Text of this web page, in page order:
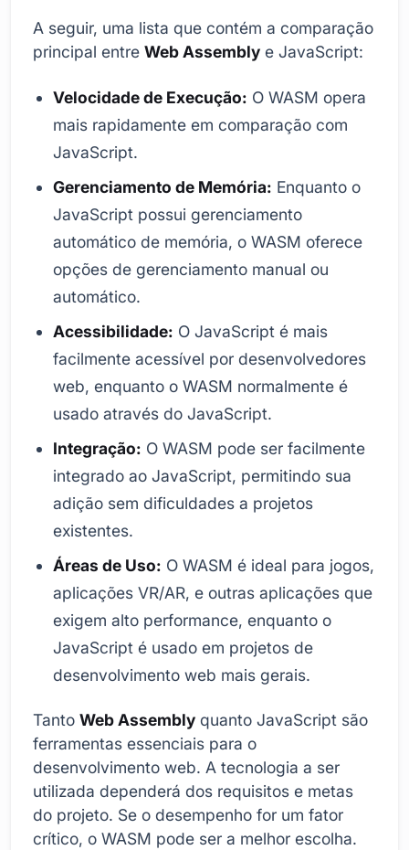
A seguir, uma lista que contém a comparação
principal entre Web Assembly e JavaScript:
Velocidade de Execução: O WASM opera
mais rapidamente em comparação com
JavaScript.
Gerenciamento de Memória: Enquanto o
JavaScript possui gerenciamento
automático de memória, o WASM oferece
opções de gerenciamento manual ou
automático.
Acessibilidade: O JavaScript é mais
facilmente acessível por desenvolvedores
web, enquanto o WASM normalmente é
usado através do JavaScript.
Integração: O WASM pode ser facilmente
integrado ao JavaScript, permitindo sua
adição sem dificuldades a projetos
existentes.
Áreas de Uso: O WASM é ideal para jogos,
aplicações VR/AR, e outras aplicações que
exigem alto performance, enquanto o
JavaScript é usado em projetos de
desenvolvimento web mais gerais.
Tanto Web Assembly quanto JavaScript são
ferramentas essenciais para o
desenvolvimento web. A tecnologia a ser
utilizada dependerá dos requisitos e metas
do projeto. Se o desempenho for um fator
crítico, o WASM pode ser a melhor escolha.